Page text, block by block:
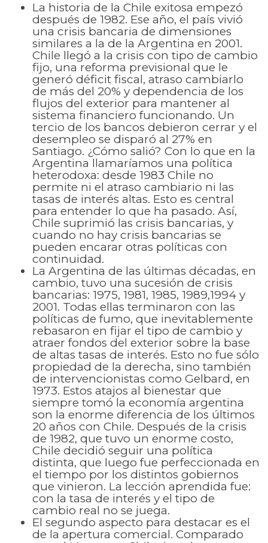
La historia de la Chile exitosa empezó
después de 1982. Ese año, el país vivió
una crisis bancaria de dimensiones
similares a la de la Argentina en 2001.
Chile llegó a la crisis con tipo de cambio
fijo, una reforma previsional que le
generó déficit fiscal, atraso cambiarlo
de más del 20% y dependencia de los
flujos del exterior para mantener al
sistema financiero funcionando. Un
tercio de los bancos debieron cerrar y el
desempleo se disparó al 27% en
Santiago. ¿Cómo salió? Con lo que en la
Argentina llamaríamos una política
heterodoxa: desde 1983 Chile no
permite ni el atraso cambiario ni las
tasas de interés altas. Esto es central
para entender lo que ha pasado. Así,
Chile suprimió las crisis bancarias, y
cuando no hay crisis bancarias se
pueden encarar otras políticas con
continuidad.
La Argentina de las últimas décadas, en
cambio, tuvo una sucesión de crisis
bancarias: 1975, 1981, 1985, 1989,1994 y
2001. Todas ellas terminaron con las
políticas de fumo, que inevitablemente
rebasaron en fijar el tipo de cambio y
atraer fondos del exterior sobre la base
de altas tasas de interés. Esto no fue sólo
propiedad de la derecha, sino también
de intervencionistas como Gelbard, en
1973. Estos atajos al bienestar que
siempre tomó la economía argentina
son la enorme diferencia de los últimos
20 años con Chile. Después de la crisis
de 1982, que tuvo un enorme costo,
Chile decidió seguir una política
distinta, que luego fue perfeccionada en
el tiempo por los distintos gobiernos
que vinieron. La lección aprendida fue:
con la tasa de interés y el tipo de
cambio real no se juega.
El segundo aspecto para destacar es el
de la apertura comercial. Comparado